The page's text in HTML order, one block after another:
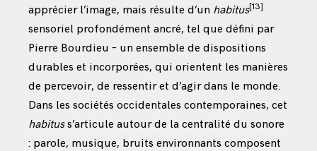
apprécier l’image, mais résulte d’un habitus[13]
sensoriel profondément ancré, tel que défini par
Pierre Bourdieu – un ensemble de dispositions
durables et incorporées, qui orientent les manières
de percevoir, de ressentir et d’agir dans le monde.
Dans les sociétés occidentales contemporaines, cet
habituss’articule autour de la centralité du sonore
: parole, musique, bruits environnants composent